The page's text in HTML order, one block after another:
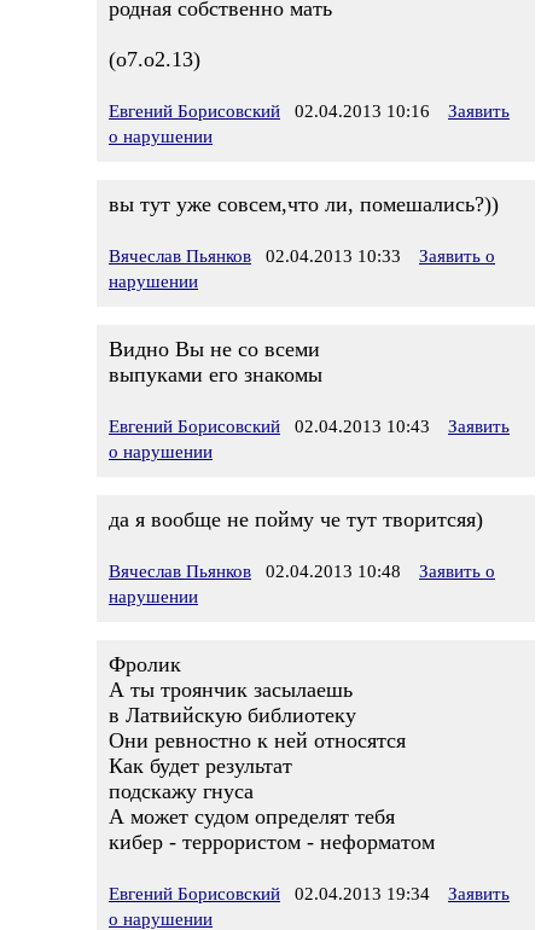
родная собственно мать
(о7.о2.13)
Евгений Борисовский 02.04.2013 10:16
Заявить
о нарушении
вы тут уже совсем,что ли, помешались?))
Вячеслав Пьянков 02.04.2013 10:33
Заявить о
нарушении
Видно Вы не со всеми
выпуками его знакомы
Евгений Борисовский 02.04.2013 10:43
Заявить
о нарушении
да я вообще не пойму че тут творитсяя)
Вячеслав Пьянков 02.04.2013 10:48
Заявить о
нарушении
Фролик
А ты троянчик засылаешь
в Латвийскую библиотеку
Они ревностно к ней относятся
Как будет результат
подскажу гнуса
А может судом определят тебя
кибер - террористом - неформатом
Евгений Борисовский 02.04.2013 19:34
Заявить
о нарушении